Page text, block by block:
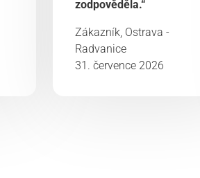
zodpověděla.“
Zákazník, Ostrava -
Radvanice
31. července 2026